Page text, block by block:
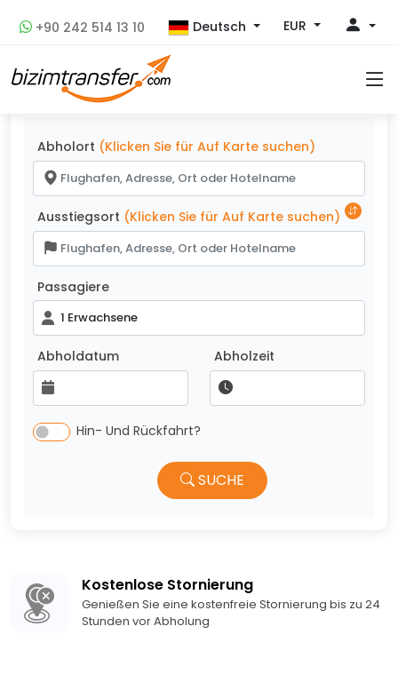
+90 242 514 13 10 Deutsch EUR
Ihr Urlaub mit Uns
Startet Gut Endet Gut...
Abholort (Klicken Sie für Auf Karte suchen)
Ausstiegsort (Klicken Sie für Auf Karte suchen)
Passagiere
1 Erwachsene
Abholdatum Abholzeit
Hin- Und Rückfahrt?
SUCHE
Kostenlose Stornierung
Genießen Sie eine kostenfreie Stornierung bis zu 24
Stunden vor Abholung